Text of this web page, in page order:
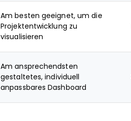
Am besten geeignet, um die
Projektentwicklung zu
visualisieren
Am ansprechendsten
gestaltetes, individuell
anpassbares Dashboard